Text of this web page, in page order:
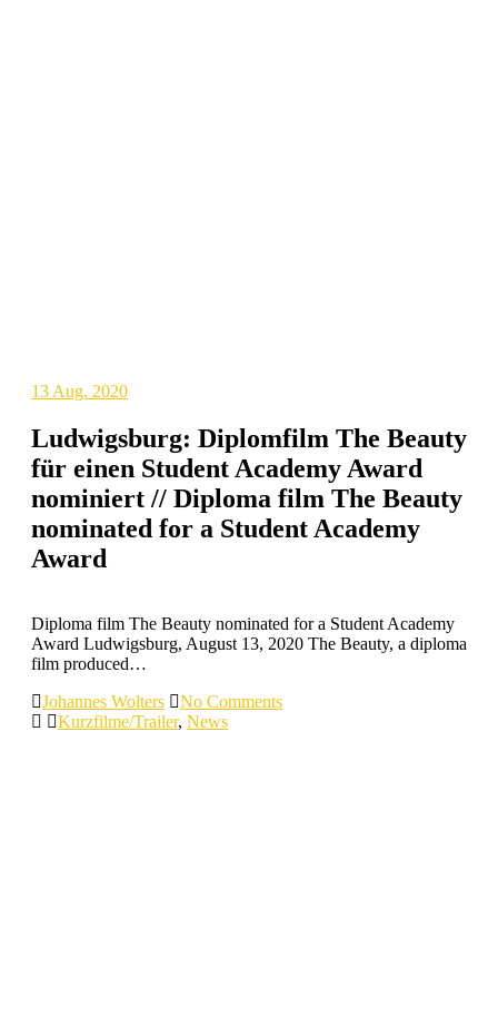
13 Aug. 2020
Ludwigsburg: Diplomfilm The Beauty
für einen Student Academy Award
nominiert // Diploma film The Beauty
nominated for a Student Academy
Award
Diploma film The Beauty nominated for a Student Academy
Award Ludwigsburg, August 13, 2020 The Beauty, a diploma
film produced…
Johannes Wolters
No Comments
Kurzfilme/Trailer, News